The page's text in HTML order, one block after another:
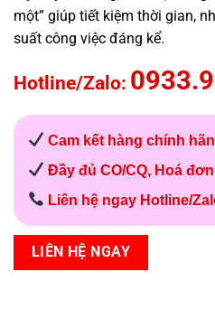
một” giúp tiết kiệm thời gian,
suất công việc đáng kể.
Hotline/Zalo:
Cam kết hàng chính
Đầy đủ CO/CQ, Hoá
Liên hệ ngay Hotline/
LIÊN HỆ NGAY